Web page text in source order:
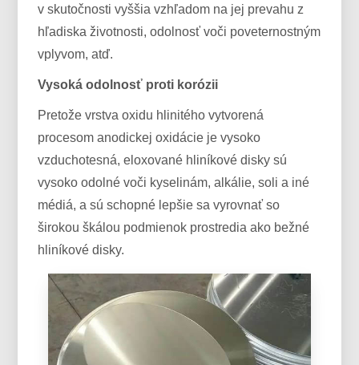
v skutočnosti vyššia vzhľadom na jej prevahu z
hľadiska životnosti, odolnosť voči poveternostným
vplyvom, atď.
Vysoká odolnosť proti korózii
Pretože vrstva oxidu hlinitého vytvorená
procesom anodickej oxidácie je vysoko
vzduchotesná, eloxované hliníkové disky sú
vysoko odolné voči kyselinám, alkálie, soli a iné
médiá, a sú schopné lepšie sa vyrovnať so
širokou škálou podmienok prostredia ako bežné
hliníkové disky.